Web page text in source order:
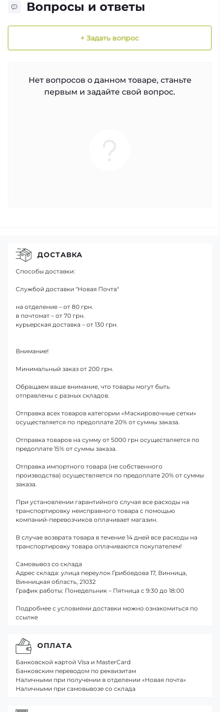
Вопросы и ответы
+ Задать вопрос
Нет вопросов о данном товаре, станьте
первым и задайте свой вопрос.
ДОСТАВКА
Способы доставки:
Службой доставки "Новая Почта"
на отделение – от 80 грн.
в почтомат – от 70 грн.
курьерская доставка – от 130 грн.
Внимание!
Минимальный заказ от 200 грн.
Обращаем ваше внимание, что товары могут быть
отправлены с разных складов.
Отправка всех товаров категории «Маскировочные сетки»
осуществляется по предоплате 20% от суммы заказа.
Отправка товаров на сумму от 5000 грн осуществляется по
предоплате 15% от суммы заказа.
Отправка импортного товара (не собственного
производства) осуществляется по предоплате 20% от суммы
заказа.
При установлении гарантийного случая все расходы на
транспортировку неисправного товара с помощью
компаний-перевозчиков оплачивает магазин.
В случае возврата товара в течение 14 дней все расходы на
транспортировку товара оплачиваются покупателем!
Самовывоз со склада
Адрес склада: улица переулок Грибоедова 17, Винница,
Винницкая область, 21032
График работы: Понедельник – Пятница с 9:30 до 18:00
Подробнее с условиями доставки можно ознакомиться по
ссылке
ОПЛАТА
Банковской картой Visa и MasterCard
Банковским переводом по реквизитам
Наличными при получении в отделении «Новая почта»
Наличными при самовывозе со склада